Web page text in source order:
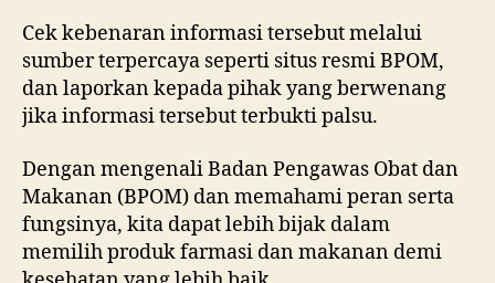
Cek kebenaran informasi tersebut melalui
sumber terpercaya seperti situs resmi BPOM,
dan laporkan kepada pihak yang berwenang
jika informasi tersebut terbukti palsu.
Dengan mengenali Badan Pengawas Obat dan
Makanan (BPOM) dan memahami peran serta
fungsinya, kita dapat lebih bijak dalam
memilih produk farmasi dan makanan demi